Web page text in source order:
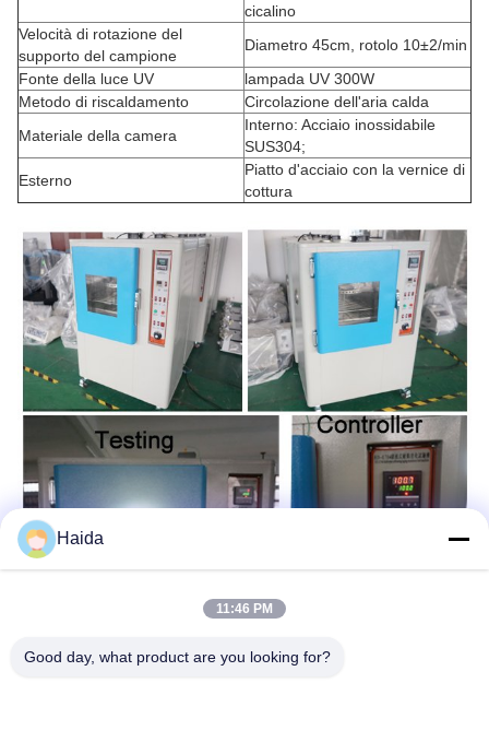
cicalino
Velocità di rotazione del
supporto del campione
Diametro 45cm, rotolo 10±2/min
Fonte della luce UV
lampada UV 300W
Metodo di riscaldamento
Circolazione dell'aria calda
Materiale della camera
Interno: Acciaio inossidabile
SUS304;
Esterno
Piatto d'acciaio con la vernice di
cottura
Haida
11:46 PM
Good day, what product are you looking for?